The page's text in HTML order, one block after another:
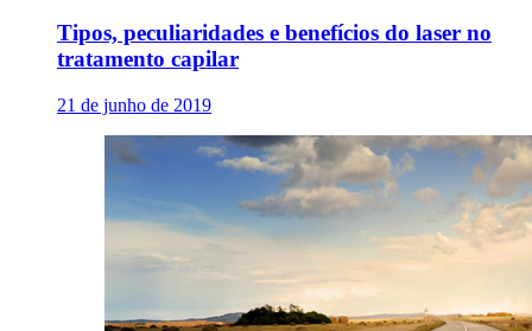
Tipos, peculiaridades e benefícios do laser no
tratamento capilar
21 de junho de 2019